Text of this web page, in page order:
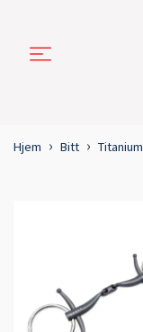
Hjem Bitt Titanium